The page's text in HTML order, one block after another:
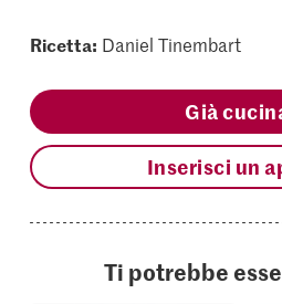
Ricetta: Daniel Tinembart
Già
Inserisci un
Ti potrebbe